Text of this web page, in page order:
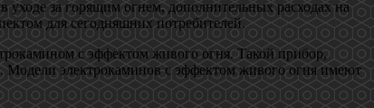
за горящим огнем, дополнительных расходах на
для сегодняшних потребителей.
с эффектом живого огня. Такой прибор,
электрокаминов с эффектом живого огня имеют